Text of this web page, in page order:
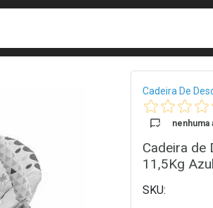
Cadeira De
nenhuma
Cadeira de
11,5Kg